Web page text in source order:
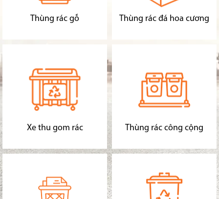
Thùng rác gỗ Thùng rác đá hoa cương
Xe thu gom rác Thùng rác công cộng